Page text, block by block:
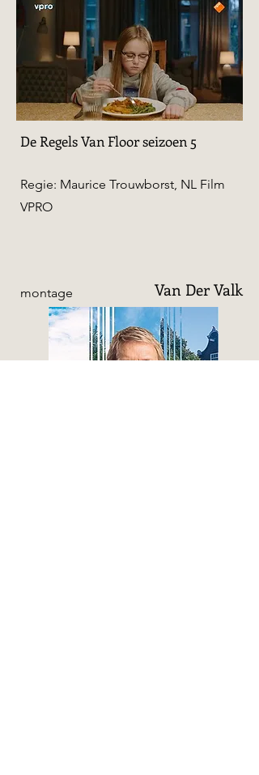
De Regels Van Floor seizoen 5
Regie: Maurice Trouwborst, NL Film
VPRO
Van Der Valk
montage